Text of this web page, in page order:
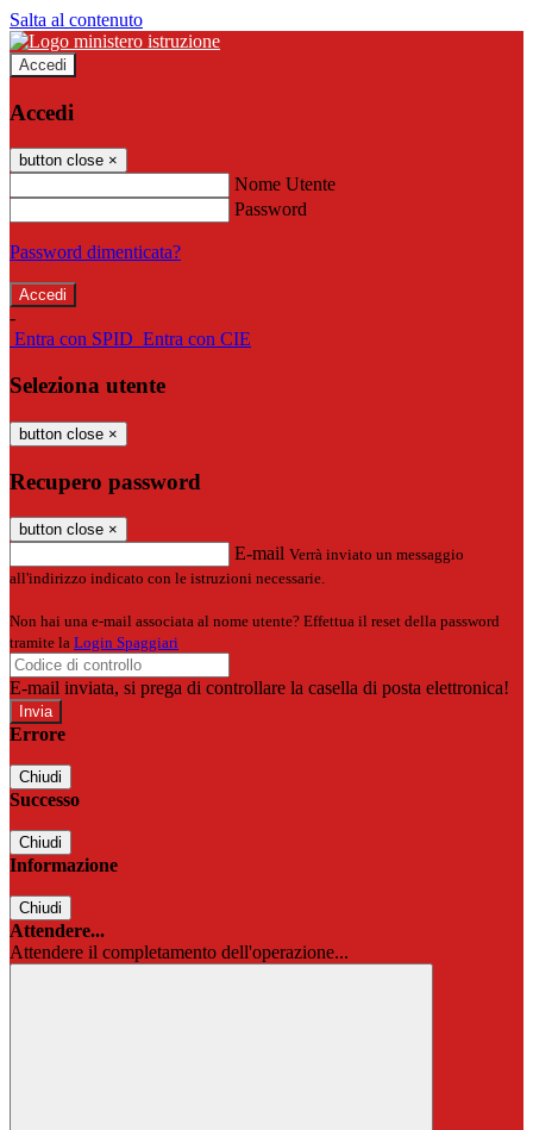
Salta al contenuto
Accedi
Accedi
button close ×
Nome Utente
Password
Password dimenticata?
-
Entra con SPID Entra con CIE
Seleziona utente
button close ×
Recupero password
button close ×
E-mail Verrà inviato un messaggio
all'indirizzo indicato con le istruzioni necessarie.
Non hai una e-mail associata al nome utente? Effettua il reset della password
tramite la Login Spaggiari
E-mail inviata, si prega di controllare la casella di posta elettronica!
Errore
Chiudi
Successo
Chiudi
Informazione
Chiudi
Attendere...
Attendere il completamento dell'operazione...